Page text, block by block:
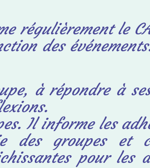
régulièrement le
des
à répondre à
Il informe les
des groupes et
pour les